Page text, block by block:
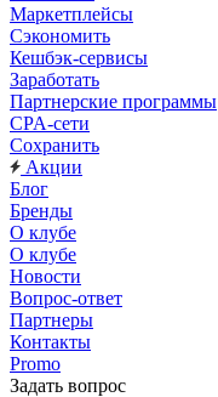
Маркетплейсы
Сэкономить
Кешбэк-сервисы
Заработать
Партнерские программы
CPA-сети
Сохранить
Акции
Блог
Бренды
О клубе
О клубе
Новости
Вопрос-ответ
Партнеры
Контакты
Promo
Задать вопрос